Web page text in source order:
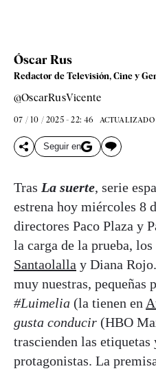
Óscar Rus
Redactor de Televisión, Cine y
@OscarRusVicente
07 / 10 / 2025 - 22: 46 ACTUALIZADO
Seguir en
Tras La suerte, serie
estrena hoy miércoles 8
directores Paco Plaza y
la carga de la prueba,
Santaolalla y Diana
muy nuestras, pequeñas
#Luimelia (la tienen en
gusta conducir (HBO
trascienden las
protagonistas. La